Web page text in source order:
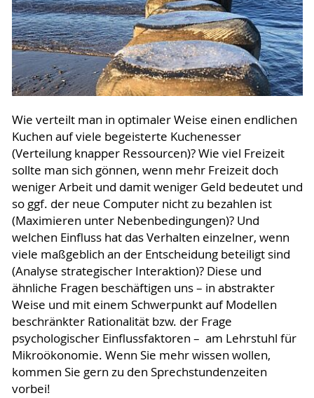
Wie verteilt man in optimaler Weise einen endlichen
Kuchen auf viele begeisterte Kuchenesser
(Verteilung knapper Ressourcen)? Wie viel Freizeit
sollte man sich gönnen, wenn mehr Freizeit doch
weniger Arbeit und damit weniger Geld bedeutet und
so ggf. der neue Computer nicht zu bezahlen ist
(Maximieren unter Nebenbedingungen)? Und
welchen Einfluss hat das Verhalten einzelner, wenn
viele maßgeblich an der Entscheidung beteiligt sind
(Analyse strategischer Interaktion)? Diese und
ähnliche Fragen beschäftigen uns – in abstrakter
Weise und mit einem Schwerpunkt auf Modellen
beschränkter Rationalität bzw. der Frage
psychologischer Einflussfaktoren – am Lehrstuhl für
Mikroökonomie. Wenn Sie mehr wissen wollen,
kommen Sie gern zu den Sprechstundenzeiten
vorbei!